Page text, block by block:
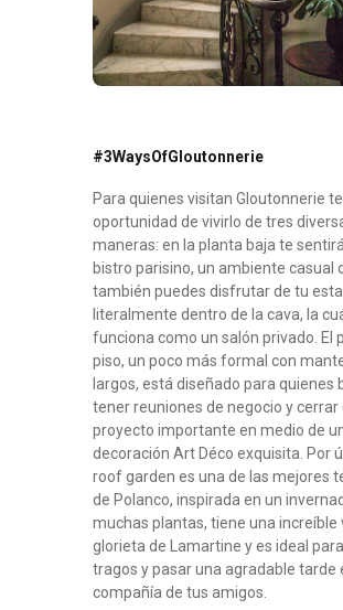
#3WaysOfGloutonnerie
Para quienes visitan Gloutonnerie
oportunidad de vivirlo de tres
maneras: en la planta baja te
bistro parisino, un ambiente casual
también puedes disfrutar de tu
literalmente dentro de la cava, la
funciona como un salón privado. El
piso, un poco más formal con
largos, está diseñado para quienes
tener reuniones de negocio y cerrar
proyecto importante en medio de
decoración Art Déco exquisita. Por
roof garden es una de las mejores
de Polanco, inspirada en un
muchas plantas, tiene una increíble
glorieta de Lamartine y es ideal
tragos y pasar una agradable tarde
compañía de tus amigos.